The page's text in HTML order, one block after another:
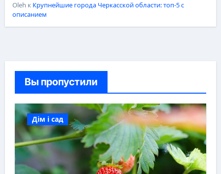
Oleh к Крупнейшие города Черкасской области: топ-5 с
описанием
Вы пропустили
Дім і сад